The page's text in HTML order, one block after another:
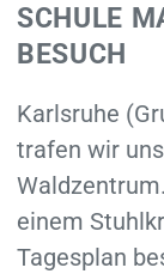
SCHULE
BESUCH
Karlsruhe
trafen wir
einem
Tagesplan